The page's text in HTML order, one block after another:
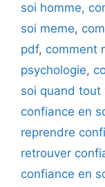
soi homme,
soi meme,
pdf, comment
psychologie,
soi quand tout
confiance en
reprendre
retrouver
confiance en